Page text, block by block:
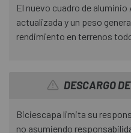
El nuevo cuadro de
actualizada y un peso
rendimiento en terrenos
DESCARGO
Biciescapa limita su
no asumiendo